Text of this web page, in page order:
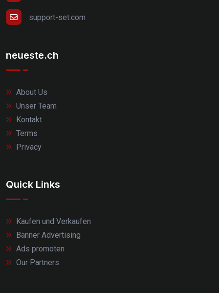
support-set.com
neueste.ch
About Us
Unser Team
Kontakt
Terms
Privacy
Quick Links
Kaufen und Verkaufen
Banner Advertising
Ads promoten
Our Partners